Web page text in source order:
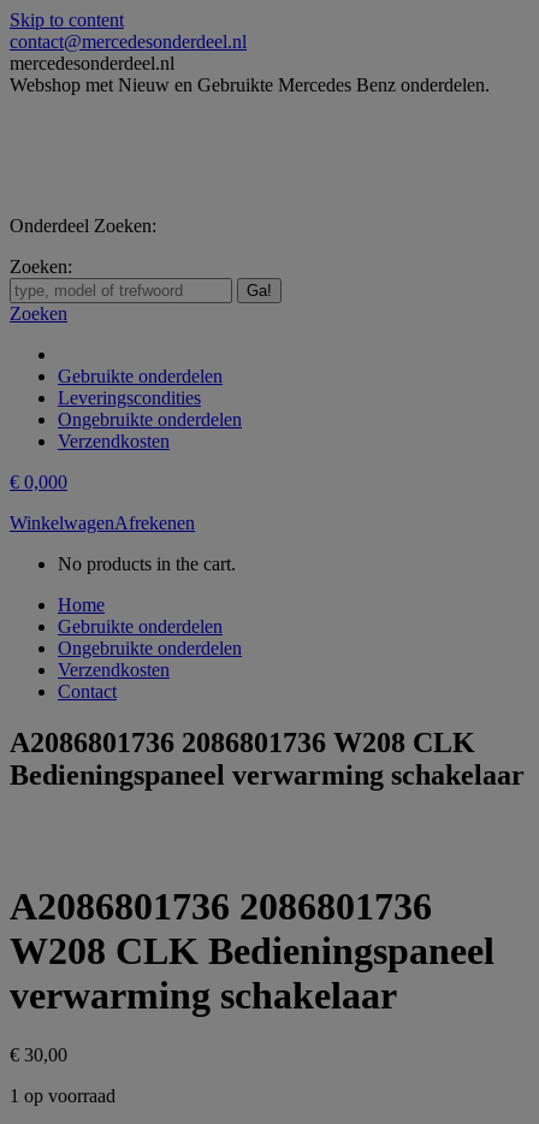
Skip to content
contact@mercedesonderdeel.nl
mercedesonderdeel.nl
Webshop met Nieuw en Gebruikte Mercedes Benz onderdelen.
Onderdeel Zoeken:
Zoeken:
Zoeken
Gebruikte onderdelen
Leveringscondities
Ongebruikte onderdelen
Verzendkosten
€ 0,000
WinkelwagenAfrekenen
No products in the cart.
Home
Gebruikte onderdelen
Ongebruikte onderdelen
Verzendkosten
Contact
A2086801736 2086801736 W208 CLK
Bedieningspaneel verwarming schakelaar
A2086801736 2086801736
W208 CLK Bedieningspaneel
verwarming schakelaar
€ 30,00
1 op voorraad